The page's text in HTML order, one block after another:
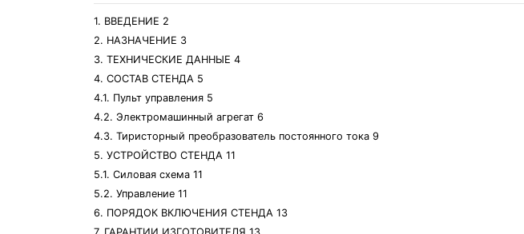
1. ВВЕДЕНИЕ 2
2. НАЗНАЧЕНИЕ 3
3. ТЕХНИЧЕСКИЕ ДАННЫЕ 4
4. СОСТАВ СТЕНДА 5
4.1. Пульт управления 5
4.2. Электромашинный агрегат 6
4.3. Тиристорный преобразователь постоянного тока 9
5. УСТРОЙСТВО СТЕНДА 11
5.1. Силовая схема 11
5.2. Управление 11
6. ПОРЯДОК ВКЛЮЧЕНИЯ СТЕНДА 13